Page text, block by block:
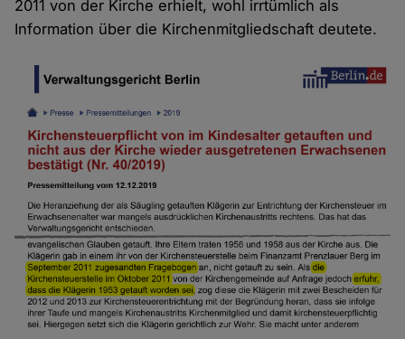
2011 von der Kirche erhielt, wohl irrtümlich als
Information über die Kirchenmitgliedschaft deutete.